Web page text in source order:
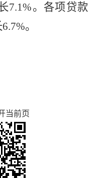
7.1%。各项贷款
6.7%。
当前页